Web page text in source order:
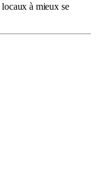
locaux à mieux se